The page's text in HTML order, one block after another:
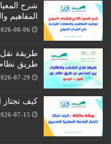
شرح
المفاهيم
08-06
طريقة نقل
طريق
07-29
كيف تجتاز
07-15